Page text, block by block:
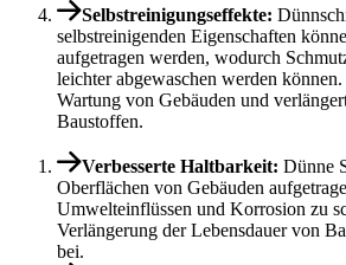
Selbstreinigungseffekte:
selbstreinigenden Eigenschaften
aufgetragen werden, wodurch
leichter abgewaschen werden
Wartung von Gebäuden und
Baustoffen.
Verbesserte Haltbarkeit: Dünne
Oberflächen von Gebäuden
Umwelteinflüssen und Korrosion zu
Verlängerung der Lebensdauer von
bei.